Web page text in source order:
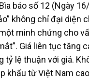
Bìa báo số 12 (Ngày
không chỉ đại diện
minh chứng cho
Giá liên tục tăng
tỷ lệ thuận với giá.
khẩu từ Việt Nam